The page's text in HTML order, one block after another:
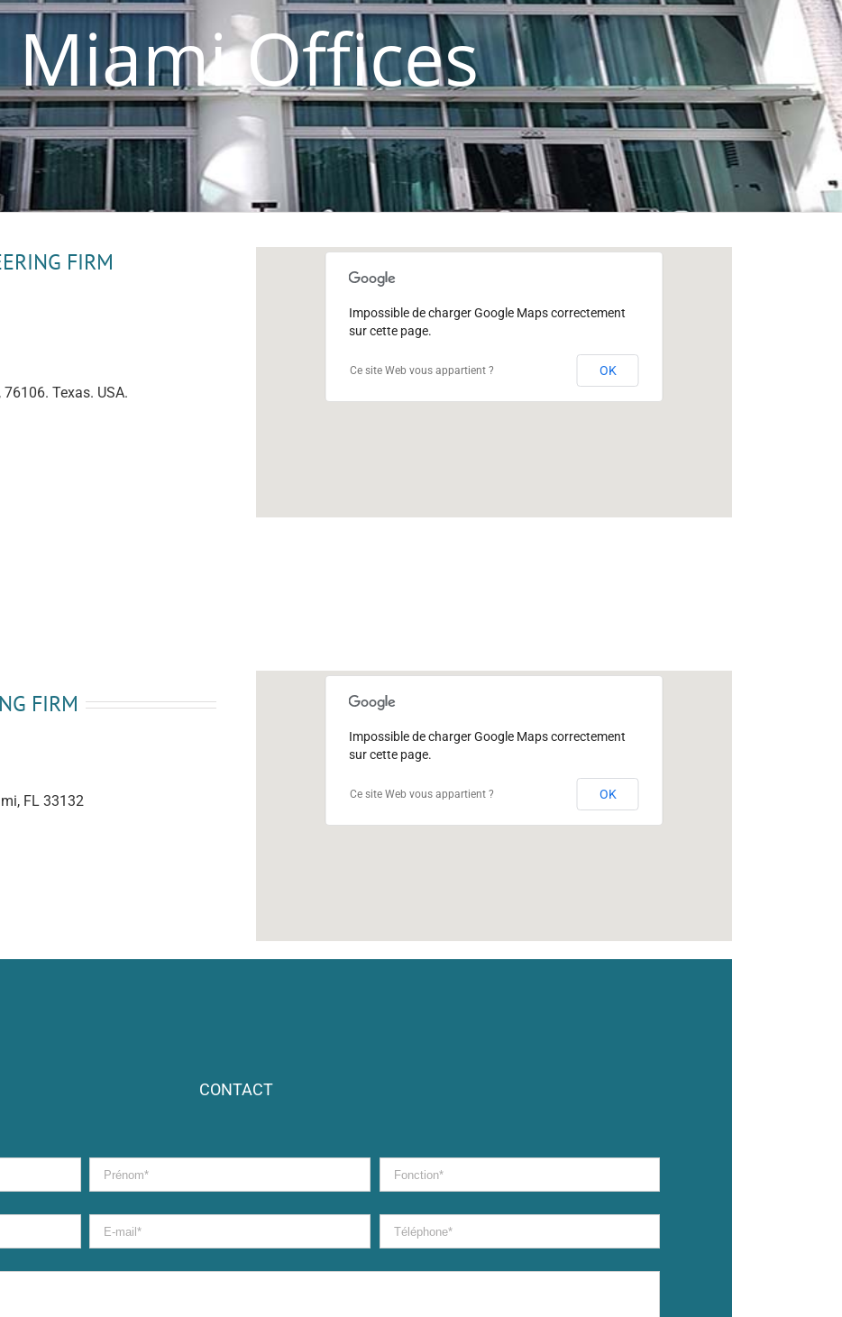
Miami Offices
FIRM
Texas. USA.
Impossible de charger Google Maps correctement
sur cette page.
Ce site Web vous appartient ? OK
FIRM
FL 33132
Impossible de charger Google Maps correctement
sur cette page.
Ce site Web vous appartient ? OK
CONTACT